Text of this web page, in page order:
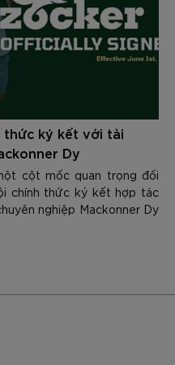
thức ký kết với tài
Dy
cột mốc quan trọng đối
chính thức ký kết hợp tác
nghiệp Mackonner Dy
nổi bật nhất của làng